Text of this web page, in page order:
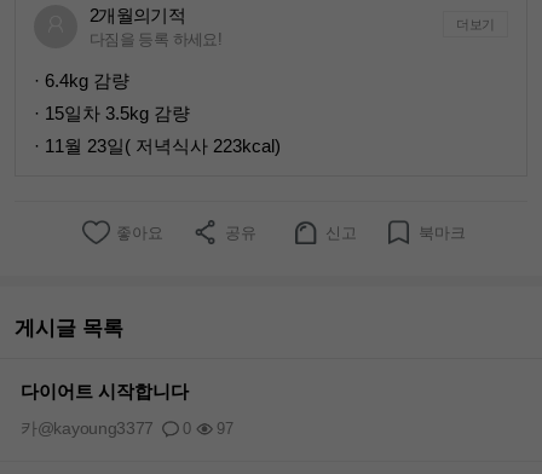
2개월의기적
다짐을 등록 하세요!
더보기
· 6.4kg 감량
· 15일차 3.5kg 감량
· 11월 23일( 저녁식사 223kcal)
좋아요 공유 신고 북마크
게시글 목록
다이어트 시작합니다
0 97
카@kayoung3377